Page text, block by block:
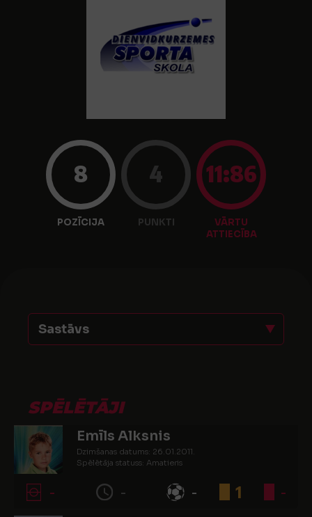
8
POZĪCIJA
4
PUNKTI
11:86
VĀRTU
ATTIECĪBA
Sastāvs
SPĒLĒTĀJI
Emīls Alksnis
Dzimšanas datums: 26.01.2011.
Spēlētāja statuss: Amatieris
- - - 1 -